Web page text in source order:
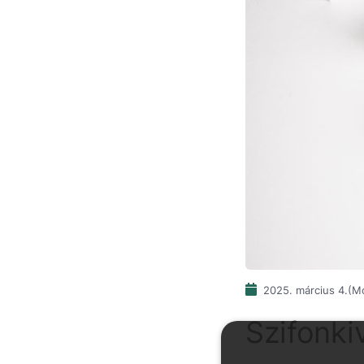
2025. március 4.